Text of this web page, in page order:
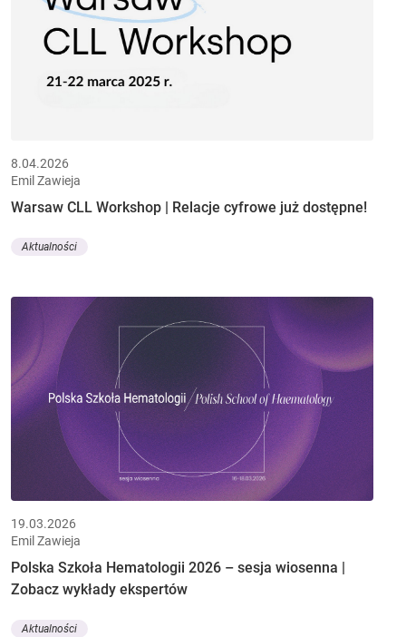
8.04.2026
Emil Zawieja
Warsaw CLL Workshop | Relacje cyfrowe już dostępne!
Aktualności
19.03.2026
Emil Zawieja
Polska Szkoła Hematologii 2026 – sesja wiosenna |
Zobacz wykłady ekspertów
Aktualności